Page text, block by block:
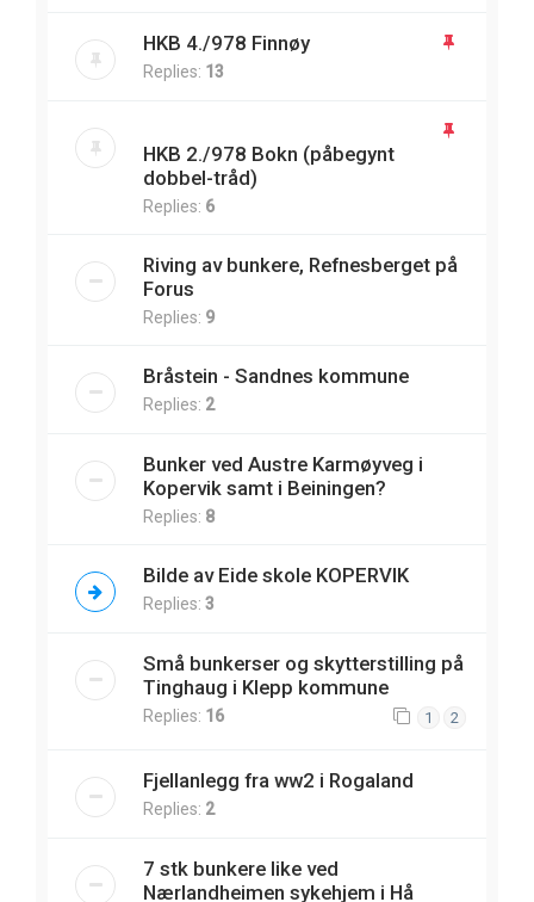
HKB 4./978 Finnøy
Replies: 13
HKB 2./978 Bokn (påbegynt
dobbel-tråd)
Replies: 6
Riving av bunkere, Refnesberget på
Forus
Replies: 9
Bråstein - Sandnes kommune
Replies: 2
Bunker ved Austre Karmøyveg i
Kopervik samt i Beiningen?
Replies: 8
Bilde av Eide skole KOPERVIK
Replies: 3
Små bunkerser og skytterstilling på
Tinghaug i Klepp kommune
Replies: 16 1 2
Fjellanlegg fra ww2 i Rogaland
Replies: 2
7 stk bunkere like ved
Nærlandheimen sykehjem i Hå